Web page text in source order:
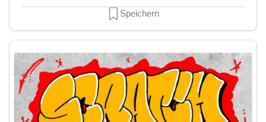
Speichern